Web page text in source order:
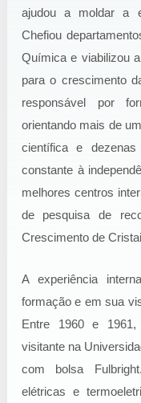
ajudou a moldar a
Chefiou
Química e viabilizou
para o crescimento
responsável por
orientando mais de
científica e dezenas
constante à
melhores centros
de pesquisa de
Crescimento de
A experiência
formação e em sua
Entre 1960 e
visitante na
com bolsa
elétricas e